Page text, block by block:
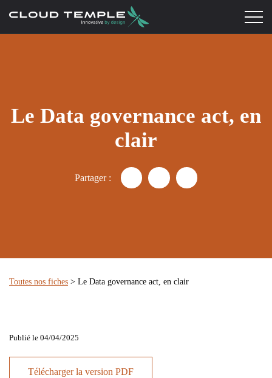
Le Data governance act, en
clair
Partager : Partager "Data Governance
Partager "Data
Partager "Data
Toutes nos fiches > Le Data governance act, en clair
Publié le 04/04/2025
Télécharger la version PDF